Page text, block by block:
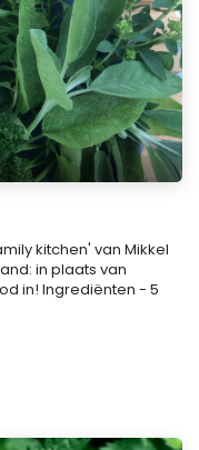
kitchen' van Mikkel
in plaats van
in! Ingrediënten - 5